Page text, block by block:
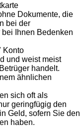
Dokumente, die
bei der
Ihnen Bedenken
Konto
und weist meist
handelt.
ähnlichen
sich oft als
geringfügig den
Geld, sofern Sie den
haben.